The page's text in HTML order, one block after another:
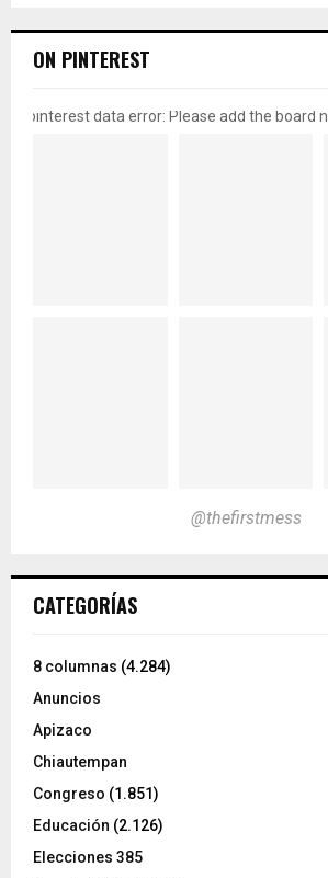
ON PINTEREST
pinterest data error: Please add the board
@thefirstmess
CATEGORÍAS
8 columnas (4.284)
Anuncios
Apizaco
Chiautempan
Congreso (1.851)
Educación (2.126)
Elecciones 385